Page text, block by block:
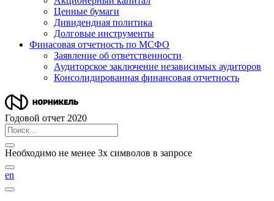
Ценные бумаги
Дивидендная политика
Долговые инструменты
Финасовая отчетность по МСФО
Заявление об ответственности
Аудиторское заключение независимых аудиторов
Консолидированная финансовая отчетность
Годовой отчет 2020
Необходимо не менее 3х символов в запросе
en